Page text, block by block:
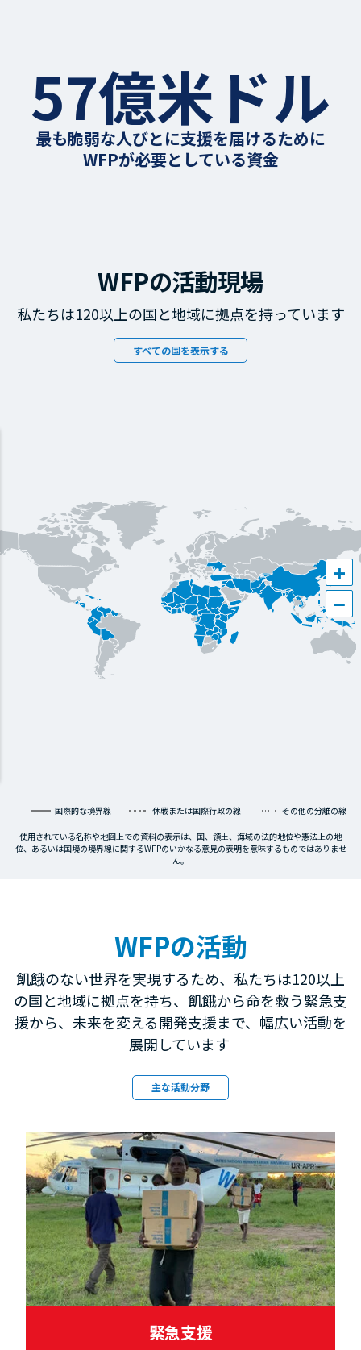
57億米ドル
最も脆弱な人びとに支援を届けるために
WFPが必要としている資金
WFPの活動現場
私たちは120以上の国と地域に拠点を持っています
すべての国を表示する
+
−
国際的な境界線 休戦または国際行政の線 その他の分離の線
使用されている名称や地図上での資料の表示は、国、領土、海域の法的地位や憲法上の地
位、あるいは国境の境界線に関するWFPのいかなる意見の表明を意味するものではありませ
ん。
WFPの活動
飢餓のない世界を実現するため、私たちは120以上
の国と地域に拠点を持ち、飢餓から命を救う緊急支
援から、未来を変える開発支援まで、幅広い活動を
展開しています
主な活動分野
緊急支援